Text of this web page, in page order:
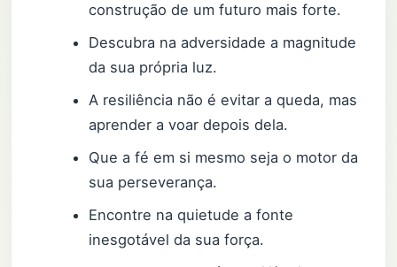
construção de um futuro mais forte.
Descubra na adversidade a magnitude
da sua própria luz.
A resiliência não é evitar a queda, mas
aprender a voar depois dela.
Que a fé em si mesmo seja o motor da
sua perseverança.
Encontre na quietude a fonte
inesgotável da sua força.